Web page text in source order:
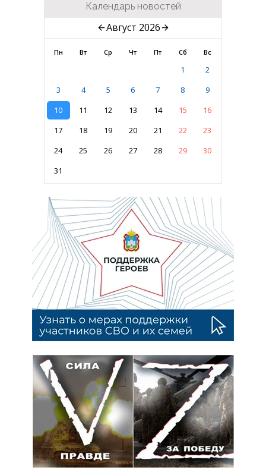
Календарь новостей
Август 2026
Пн Вт Ср Чт Пт Сб Вс
1
2
3
4 5 6 7 8
9
10
11 12 13 14 15
16
17
18 19 20 21 22
23
24
25 26 27 28 29
30
31